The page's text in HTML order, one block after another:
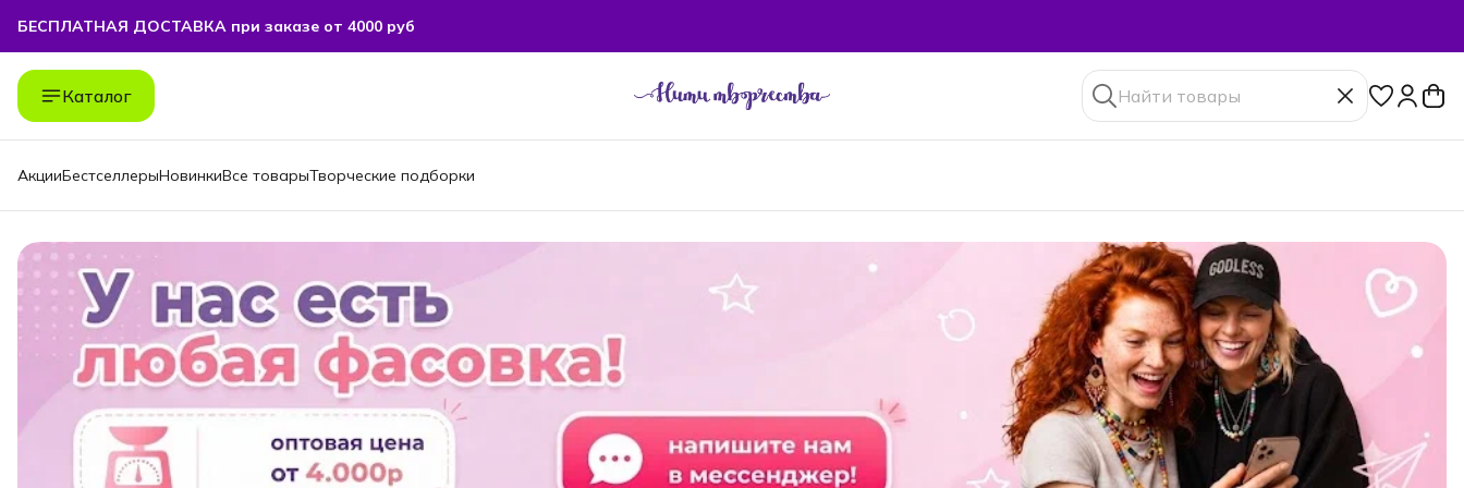
БЕСПЛАТНАЯ ДОСТАВКА при заказе от 4000 руб
БЕСПЛАТНАЯ ДОСТАВКА при заказе от 4000 руб
Каталог
АкцииБестселлерыНовинкиВсе товарыТворческие подборки